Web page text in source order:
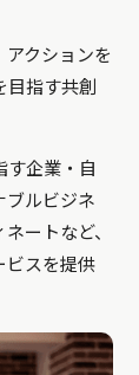
クションを
指す共創
す企業・自
ブルビジネ
ートなど、
ビスを提供